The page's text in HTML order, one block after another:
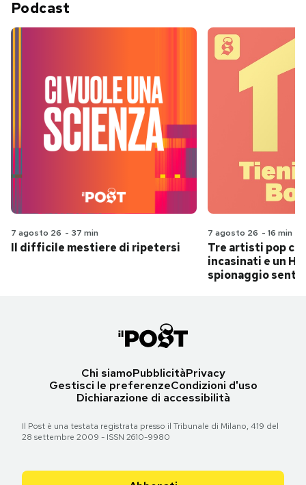
Podcast
7 agosto 26 - 37 min
Il difficile mestiere di ripetersi
7 agosto 26 - 16 min
Tre artisti pop
incasinati e un
spionaggio
Chi siamoPubblicitàPrivacy
Gestisci le preferenzeCondizioni d'uso
Dichiarazione di accessibilità
Il Post è una testata registrata presso il Tribunale di Milano, 419 del
28 settembre 2009 - ISSN 2610-9980